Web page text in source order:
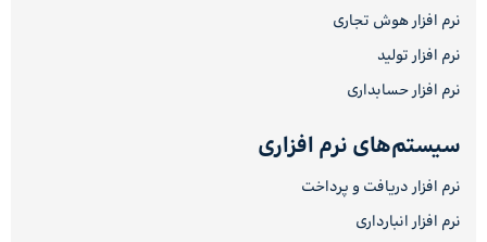
نرم افزار هوش تجاری
نرم افزار تولید
نرم افزار حسابداری
سیستم‌های نرم افزاری
نرم افزار دریافت و پرداخت
نرم افزار انبارداری